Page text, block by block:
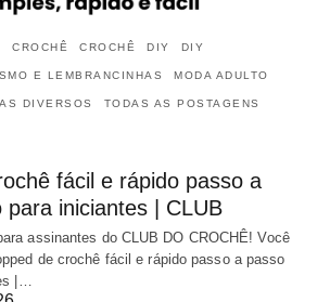
CROCHÊ CROCHÊ DIY DIY
E LEMBRANCINHAS MODA ADULTO
DIVERSOS TODAS AS POSTAGENS
fácil e rápido passo a
para iniciantes | CLUB
assinantes do CLUB DO CROCHÊ! Você
de crochê fácil e rápido passo a passo
|…